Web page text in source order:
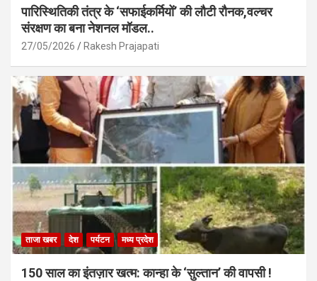
पारिस्थितिकी तंत्र के ‘सफाईकर्मियों’ की लौटी रौनक,वल्चर
संरक्षण का बना नेशनल मॉडल..
27/05/2026 Rakesh Prajapati
ताजा खबर देश पर्यटन मध्य प्रदेश
150 साल का इंतज़ार खत्म: कान्हा के ‘सुल्तान’ की वापसी !